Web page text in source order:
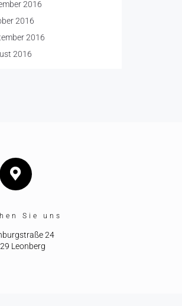
2016
2016
2016
2016
Sie uns
24
Leonberg